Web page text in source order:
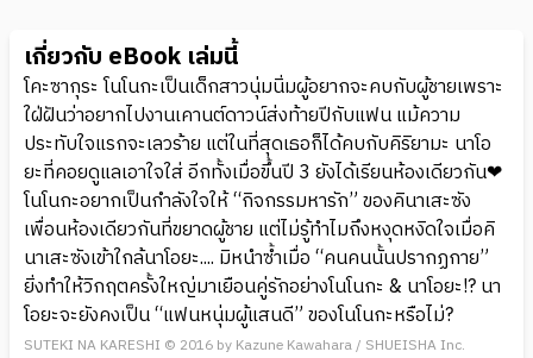
เกี่ยวกับ eBook เล่มนี้
โคะซากุระ โนโนกะเป็นเด็กสาวนุ่มนิ่มผู้อยากจะคบกับผู้ชายเพราะ
ใฝ่ฝันว่าอยากไปงานเคานต์ดาวน์ส่งท้ายปีกับแฟน แม้ความ
ประทับใจแรกจะเลวร้าย แต่ในที่สุดเธอก็ได้คบกับคิริยามะ นาโอ
ยะที่คอยดูแลเอาใจใส่ อีกทั้งเมื่อขึ้นปี 3 ยังได้เรียนห้องเดียวกัน❤
โนโนกะอยากเป็นกำลังใจให้ “กิจกรรมหารัก” ของคินาเสะซัง
เพื่อนห้องเดียวกันที่ขยาดผู้ชาย แต่ไม่รู้ทำไมถึงหงุดหงิดใจเมื่อคิ
นาเสะซังเข้าใกล้นาโอยะ.... มิหนำซ้ำเมื่อ “คนคนนั้นปรากฏกาย”
ยิ่งทำให้วิกฤตครั้งใหญ่มาเยือนคู่รักอย่างโนโนกะ & นาโอยะ!? นา
โอยะจะยังคงเป็น “แฟนหนุ่มผู้แสนดี” ของโนโนกะหรือไม่?
SUTEKI NA KARESHI © 2016 by Kazune Kawahara / SHUEISHA Inc.